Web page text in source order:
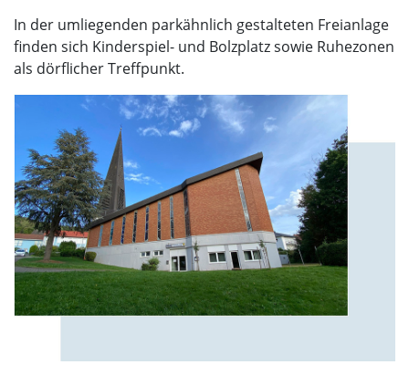
In der umliegenden parkähnlich gestalteten Freianlage
finden sich Kinderspiel- und Bolzplatz sowie Ruhezonen
als dörflicher Treffpunkt.